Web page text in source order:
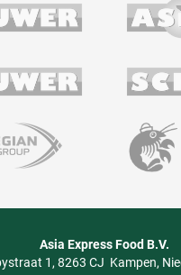
Asia Express Food B.V.
1 8263 CJ Kampen